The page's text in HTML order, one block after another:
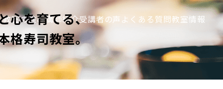
教室の強み講師紹介受講者の声 よくある質問教室情報
心を育てる、
格寿司教室。